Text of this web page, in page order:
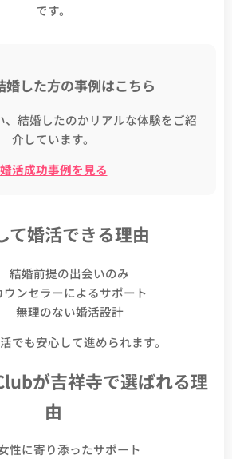
です。
婚した方の事例はこちら
、結婚したのかリアルな体験をご紹
介しています。
婚活成功事例を見る
て婚活できる理由
結婚前提の出会いのみ
ウンセラーによるサポート
無理のない婚活設計
でも安心して進められます。
が吉祥寺で選ばれる理
由
性に寄り添ったサポート